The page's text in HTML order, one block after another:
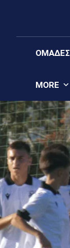
ΟΜΆΔΕΣ
MORE